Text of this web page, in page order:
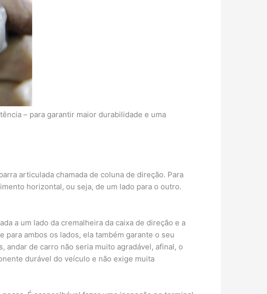
– para garantir maior durabilidade e uma
articulada chamada de coluna de direção. Para
horizontal, ou seja, de um lado para o outro.
a um lado da cremalheira da caixa de direção e a
ambos os lados, ela também garante o seu
andar de carro não seria muito agradável, afinal, o
durável do veículo e não exige muita